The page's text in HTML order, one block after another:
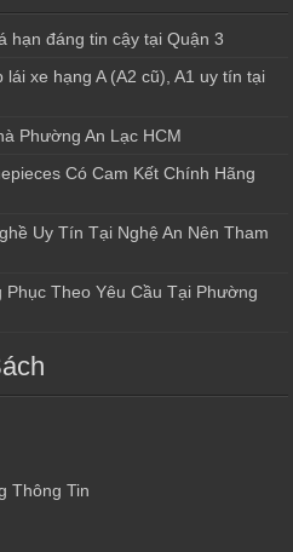
hạn đáng tin cậy tại Quận 3
xe hạng A (A2 cũ), A1 uy tín tại
Phường An Lạc HCM
Có Cam Kết Chính Hãng
Uy Tín Tại Nghệ An Nên Tham
Theo Yêu Cầu Tại Phường
Thông Tin